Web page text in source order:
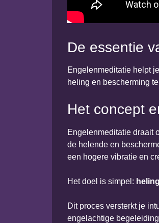
De essentie
Engelenmeditatie helpt
heling en bescherming
Het concept
Engelenmeditatie draait
de helende en
een hogere vibratie en
Het doel is simpel:
Dit proces versterkt je
engelachtige